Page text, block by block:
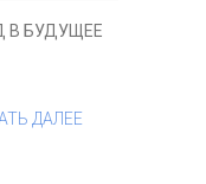
В БУДУЩЕЕ
ДАЛЕЕ